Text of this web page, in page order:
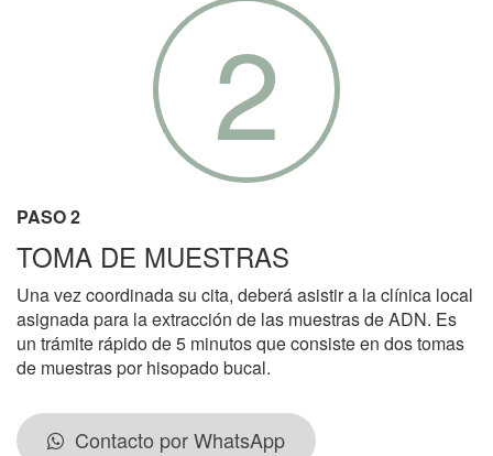
2
PASO 2
TOMA DE MUESTRAS
Una vez coordinada su cita, deberá asistir a la clínica local
asignada para la extracción de las muestras de ADN. Es
un trámite rápido de 5 minutos que consiste en dos tomas
de muestras por hisopado bucal.
Contacto por WhatsApp